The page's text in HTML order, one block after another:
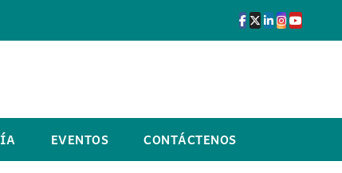
EVENTOS CONTÁCTENOS